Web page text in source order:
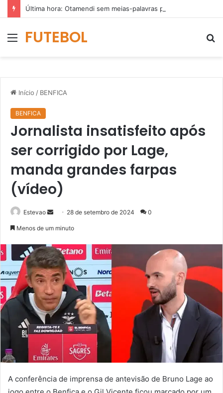
MenuFUTEBOL
Início / BENFICA
BENFICA
Jornalista insatisfeito após
ser corrigido por Lage,
manda grandes farpas
(vídeo)
Estevao
Mande
mail
28 de setembro de 2024 0
Menos de um minuto
A conferência de imprensa de antevisão de Bruno Lage ao